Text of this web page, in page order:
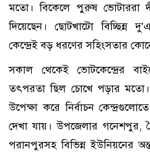
মতো। বিকেলে পুরুষ ভোটাররা
দিয়েছেন। ছোটখাটো বিচ্ছিন্ন
কেন্দ্রেই বড় ধরণের সহিংসতার
সকাল থেকেই ভোটকেন্দ্রের
তৎপরতা ছিল চোখে পড়ার
উপেক্ষা করে নির্বাচন
দেখা যায়। উপজেলার গনেশপুর,
পরানপুরসহ বিভিন্ন ইউনিয়নের